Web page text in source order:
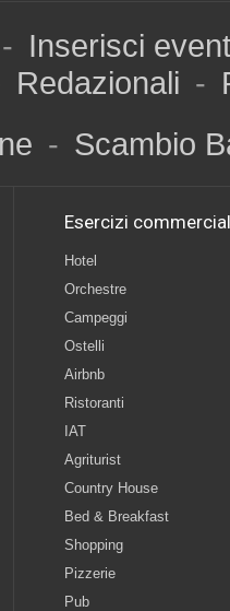
- Inserisci
Redazionali -
- Scambio
Esercizi
Hotel
Orchestre
Campeggi
Ostelli
Airbnb
Ristoranti
IAT
Agriturist
Country House
Bed & Breakfast
Shopping
Pizzerie
Pub